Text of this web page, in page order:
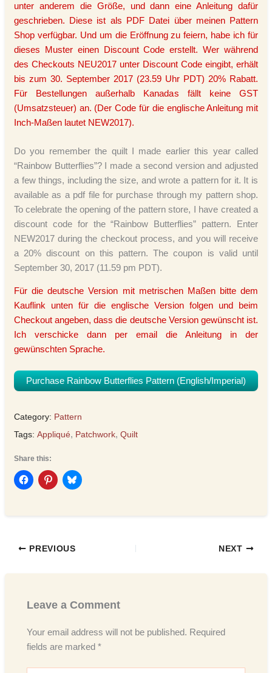
unter anderem die Größe, und dann eine Anleitung dafür
geschrieben. Diese ist als PDF Datei über meinen Pattern
Shop verfügbar. Und um die Eröffnung zu feiern, habe ich für
dieses Muster einen Discount Code erstellt. Wer während
des Checkouts NEU2017 unter Discount Code eingibt, erhält
bis zum 30. September 2017 (23.59 Uhr PDT) 20% Rabatt.
Für Bestellungen außerhalb Kanadas fällt keine GST
(Umsatzsteuer) an. (Der Code für die englische Anleitung mit
Inch-Maßen lautet NEW2017).
Do you remember the quilt I made earlier this year called
“Rainbow Butterflies”? I made a second version and adjusted
a few things, including the size, and wrote a pattern for it. It is
available as a pdf file for purchase through my pattern shop.
To celebrate the opening of the pattern store, I have created a
discount code for the “Rainbow Butterflies” pattern. Enter
NEW2017 during the checkout process, and you will receive
a 20% discount on this pattern. The coupon is valid until
September 30, 2017 (11.59 pm PDT).
Für die deutsche Version mit metrischen Maßen bitte dem
Kauflink unten für die englische Version folgen und beim
Checkout angeben, dass die deutsche Version gewünscht ist.
Ich verschicke dann per email die Anleitung in der
gewünschten Sprache.
Purchase Rainbow Butterflies Pattern (English/Imperial)
Category: Pattern
Tags: Appliqué, Patchwork, Quilt
Share this:
PREVIOUS NEXT
Leave a Comment
Your email address will not be published. Required
fields are marked*